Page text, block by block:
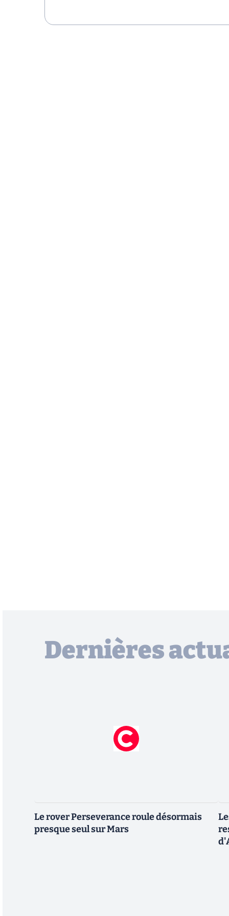
Dernières
Le rover Perseverance roule désormais
presque seul sur Mars